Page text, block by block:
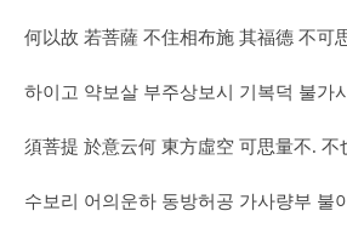
何以故 若菩薩 不住相布施 其福德 不可
하이고 약보살 부주상보시 기복덕 불가
須菩提 於意云何 東方虛空 可思量不. 不
수보리 어의운하 동방허공 가사량부 불